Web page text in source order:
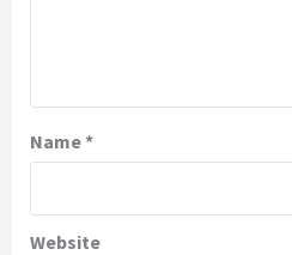
Name*
Website